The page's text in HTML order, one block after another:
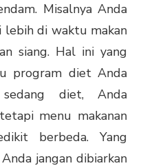
Misalnya Anda
lebih di waktu makan
siang. Hal ini yang
program diet Anda
diet, Anda
menu makanan
berbeda. Yang
jangan dibiarkan